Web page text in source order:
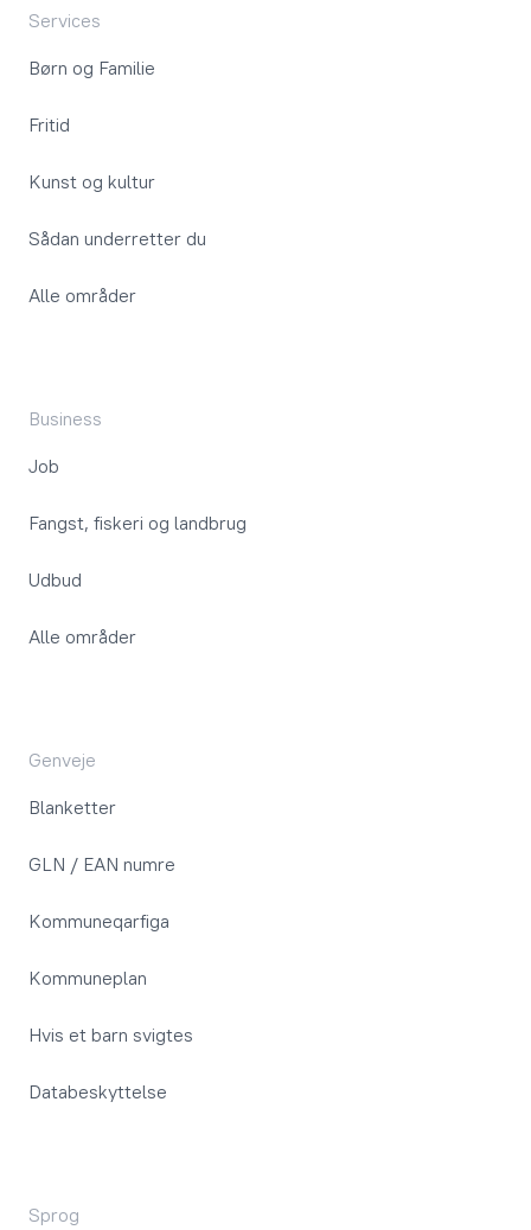
Services
Børn og Familie
Fritid
Kunst og kultur
Sådan underretter du
Alle områder
Business
Job
Fangst, fiskeri og landbrug
Udbud
Alle områder
Genveje
Blanketter
GLN / EAN numre
Kommuneqarfiga
Kommuneplan
Hvis et barn svigtes
Databeskyttelse
Sprog